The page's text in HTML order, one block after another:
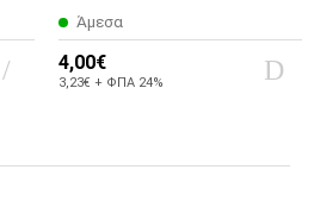
Άμεσα
4,00€
3,23€ + ΦΠΑ 24%